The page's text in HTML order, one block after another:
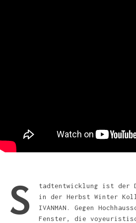
S
tadtentwicklung ist der
in der Herbst Winter
IVANMAN. Gegen
Fenster, die